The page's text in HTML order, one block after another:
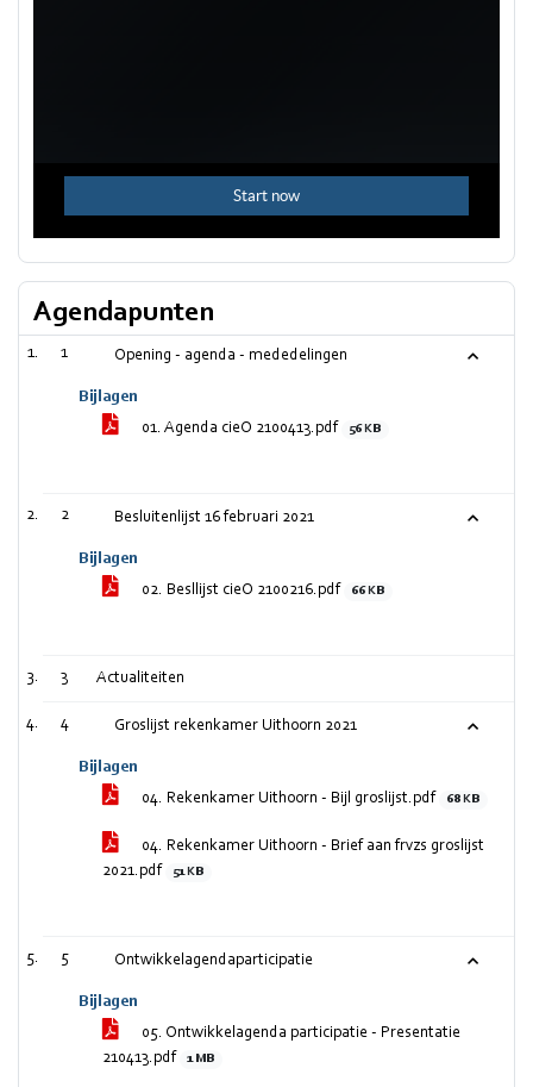
Agendapunten
1 Opening - agenda - mededelingen
Bijlagen
01. Agenda cieO 2100413.pdf
56 KB
2 Besluitenlijst 16 februari 2021
Bijlagen
02. Besllijst cieO 2100216.pdf
66 KB
3 Actualiteiten
4 Groslijst rekenkamer Uithoorn 2021
Bijlagen
04. Rekenkamer Uithoorn - Bijl groslijst.pdf
68 KB
04. Rekenkamer Uithoorn - Brief aan frvzs groslijst
2021.pdf
51 KB
5 Ontwikkelagendaparticipatie
Bijlagen
05. Ontwikkelagenda participatie - Presentatie
210413.pdf
1 MB